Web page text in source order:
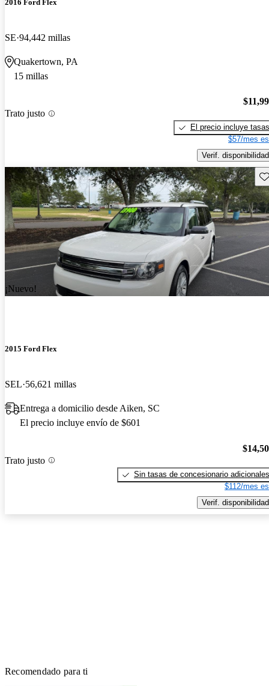
2016 Ford Flex
SE 94,442 millas
Quakertown, PA
15 millas
Trato justo
El precio incluye tasas
$57/mes
Verif. disponibilidad
¡Nuevo!
2015 Ford Flex
SEL 56,621 millas
Entrega a domicilio desde Aiken, SC
El precio incluye envío de $601
Trato justo
Sin tasas de concesionario adicionales
$112/mes
Verif. disponibilidad
Recomendado para ti